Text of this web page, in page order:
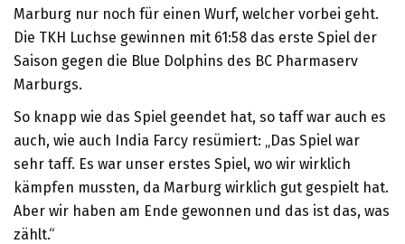
Marburg nur noch für einen Wurf, welcher vorbei geht.
Die TKH Luchse gewinnen mit 61:58 das erste Spiel der
Saison gegen die Blue Dolphins des BC Pharmaserv
Marburgs.
So knapp wie das Spiel geendet hat, so taff war auch es
auch, wie auch India Farcy resümiert: „Das Spiel war
sehr taff. Es war unser erstes Spiel, wo wir wirklich
kämpfen mussten, da Marburg wirklich gut gespielt hat.
Aber wir haben am Ende gewonnen und das ist das, was
zählt.“